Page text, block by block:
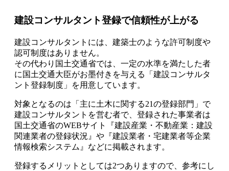
建設コンサルタント登録で信頼性が上がる
建設コンサルタントには、建築士のような許可制度や
認可制度はありません。
その代わり国土交通省では、一定の水準を満たした者
に国土交通大臣がお墨付きを与える
「建設コンサルタ
ント登録制度」
を用意しています。
対象となるのは「主に土木に関する21の登録部門」で
建設コンサルタントを営む者で、登録された事業者は
国土交通省のWEBサイト『建設産業・不動産業：建設
関連業者の登録状況』や『建設業者・宅建業者等企業
情報検索システム』などに掲載されます。
登録するメリットとしては2つありますので、参考にし